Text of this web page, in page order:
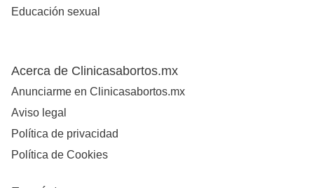
Educación sexual
Acerca de Clinicasabortos.mx
Anunciarme en Clinicasabortos.mx
Aviso legal
Política de privacidad
Política de Cookies